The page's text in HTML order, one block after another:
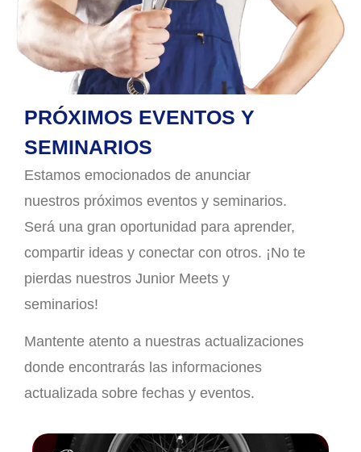
PRÓXIMOS EVENTOS Y
SEMINARIOS
Estamos emocionados de anunciar
nuestros próximos eventos y seminarios.
Será una gran oportunidad para aprender,
compartir ideas y conectar con otros. ¡No te
pierdas nuestros Junior Meets y
seminarios!
Mantente atento a nuestras actualizaciones
donde encontrarás las informaciones
actualizada sobre fechas y eventos.